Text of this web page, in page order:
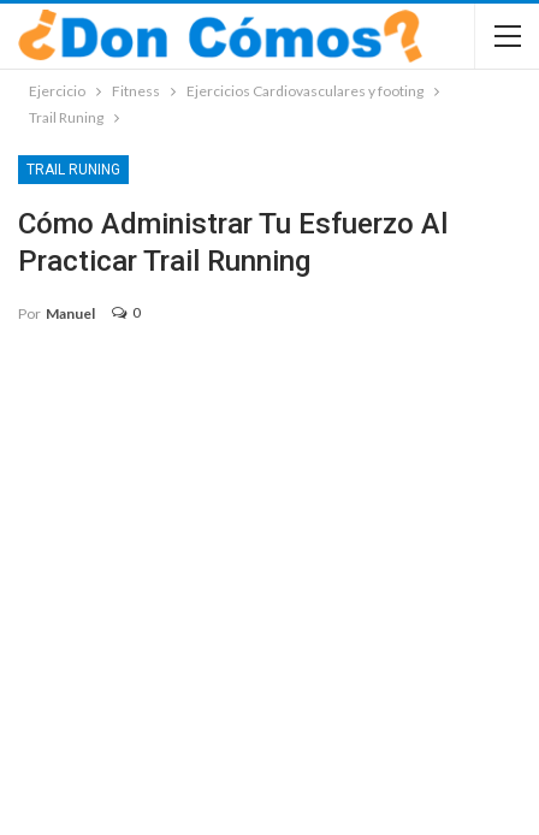
Ejercicio Fitness
Ejercicios Cardiovasculares y footing
Trail Runing
TRAIL RUNING
Cómo Administrar Tu Esfuerzo Al
Practicar Trail Running
Por Manuel 0